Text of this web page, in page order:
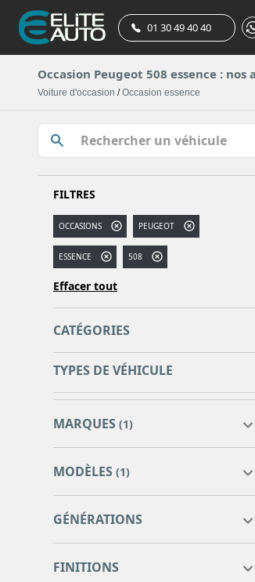
01 30 49 40 40
Occasion Peugeot 508 essence :
Voiture d'occasion /Occasion essence
FILTRES
OCCASIONS PEUGEOT
ESSENCE 508
Effacer tout
CATÉGORIES
TYPES DE VÉHICULE
MARQUES (1)
MODÈLES (1)
108
2008 111
GÉNÉRATIONS
FINITIONS